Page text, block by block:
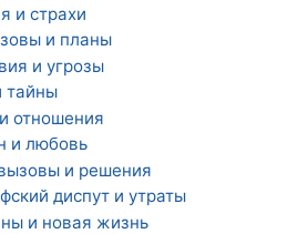
и страхи
и планы
и угрозы
тайны
отношения
и любовь
и решения
диспут и утраты
и новая жизнь